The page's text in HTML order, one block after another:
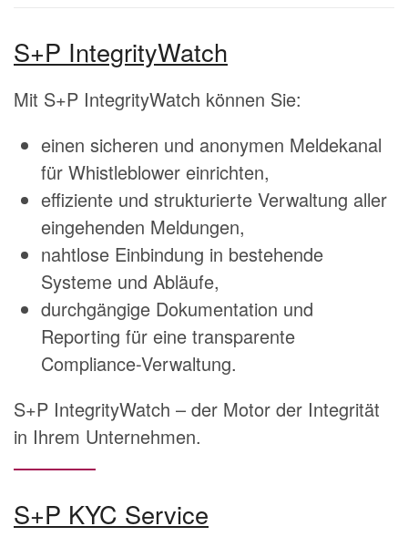
S+P IntegrityWatch
Mit S+P IntegrityWatch können Sie:
einen sicheren und anonymen Meldekanal
für Whistleblower einrichten,
effiziente und strukturierte Verwaltung aller
eingehenden Meldungen,
nahtlose Einbindung in bestehende
Systeme und Abläufe,
durchgängige Dokumentation und
Reporting für eine transparente
Compliance-Verwaltung.
S+P IntegrityWatch – der Motor der Integrität
in Ihrem Unternehmen.
S+P KYC Service